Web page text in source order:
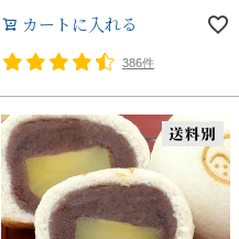
カートに入れる
386件